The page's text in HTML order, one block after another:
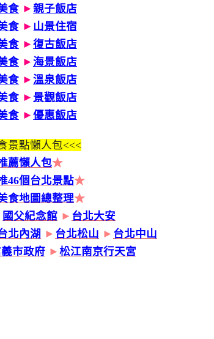
食 ► 親子飯店
食 ► 山景住宿
食 ► 復古飯店
食 ► 海景飯店
食 ► 溫泉飯店
食 ► 景觀飯店
食 ► 優惠飯店
景點懶人包<<<
薦懶人包★
46個台北景點★
食地圖總整理★
國父紀念館 ► 台北大安
北內湖 ► 台北松山 ► 台北中山
市政府► 松江南京行天宮